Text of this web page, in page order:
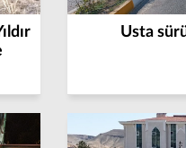
Usta